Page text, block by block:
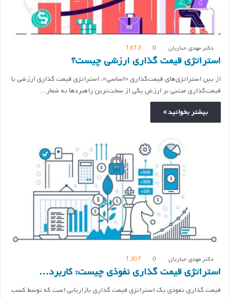
دکتر مهدی جباریان 0
1,613
استراتژی قیمت گذاری ارزشی چیست؟
از بین استراتژی‌های قیمت‌گذاری «اساسی»، استراتژی قیمت گذاری ارزشی یا
قیمت‌گذاری مبتنی بر ارزش یکی از سخت‌ترین راهبردها به شمار…
بیشتر بخوانید »
دکتر مهدی جباریان 0
1,307
استراتژی قیمت گذاری نفوذی چیست: کاربرد…
قیمت گذاری نفوذی یک استراتژی قیمت گذاری بازاریابی است که توسط کسب